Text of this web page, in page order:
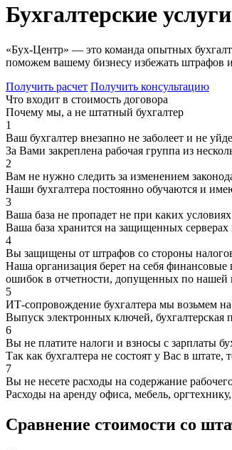
Бухгалтерские
«Бух-Центр» — это команда опытных
поможем вашему бизнесу избежать штрафов и
Получить расчет Получить консультацию
Что входит в стоимость договора
Почему мы, а не штатный бухгалтер
1
Ваш бухгалтер внезапно не заболеет и не
За Вами закреплена рабочая группа из
2
Вам не нужно следить за изменением
Наши бухгалтера постоянно обучаются и
3
Ваша база не пропадет не при каких условиях
Ваша база хранится на защищенных
4
Вы защищены от штрафов со стороны
Наша организация берет на себя финансовые
ошибок в отчетности, допущенных по нашей
5
ИТ-сопровождение бухгалтера мы возьмем на
Выпуск электронных ключей, бухгалтерская
6
Вы не платите налоги и взносы с зарплаты
Так как бухгалтера не состоят у Вас в штате,
7
Вы не несете расходы на содержание
Расходы на аренду офиса, мебель,
Сравнение стоимости со